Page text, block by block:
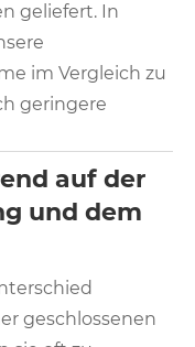
geliefert. In
im Vergleich zu
geringere
auf der
und dem
geschlossenen